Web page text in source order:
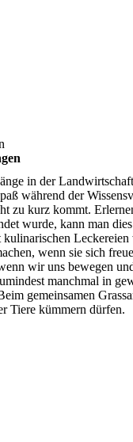
in der
während der
zu kurz kommt.
wurde, kann man
wenn sie sich
wir uns bewegen
manchmal in
gemeinsamen
Tiere kümmern dürfen.